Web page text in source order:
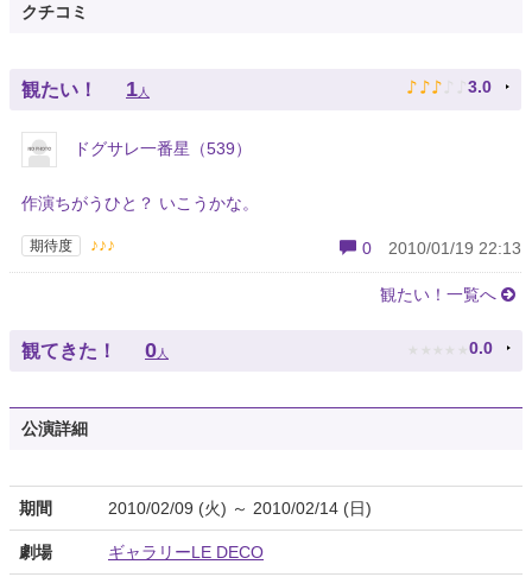
クチコミ
観たい！ 1人 ♪ ♪ ♪ ♪ ♪ 3.0
ドグサレ一番星（539）
作演ちがうひと？ いこうかな。
期待度 ♪♪♪ 0 2010/01/19 22:13
観たい！一覧へ
観てきた！ 0 人 ★ ★ ★ ★ ★ 0.0
公演詳細
期間 2010/02/09 (火) ～ 2010/02/14 (日)
劇場 ギャラリーLE DECO